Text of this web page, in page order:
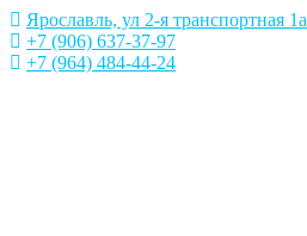
Ярославль, ул 2-я транспортная 1а
+7 (906) 637-37-97
+7 (964) 484-44-24